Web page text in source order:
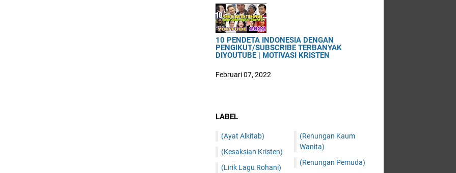
10 PENDETA INDONESIA DENGAN
PENGIKUT/SUBSCRIBE TERBANYAK
DIYOUTUBE | MOTIVASI KRISTEN
Februari 07, 2022
LABEL
(Ayat Alkitab)
(Kesaksian Kristen)
(Lirik Lagu Rohani)
(Renungan Kaum
Wanita)
(Renungan Pemuda)